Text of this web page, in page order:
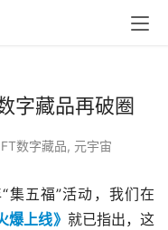
字藏品再破圈
数字藏品, 元宇宙
集五福”活动，我们在
爆上线》 就已指出，这